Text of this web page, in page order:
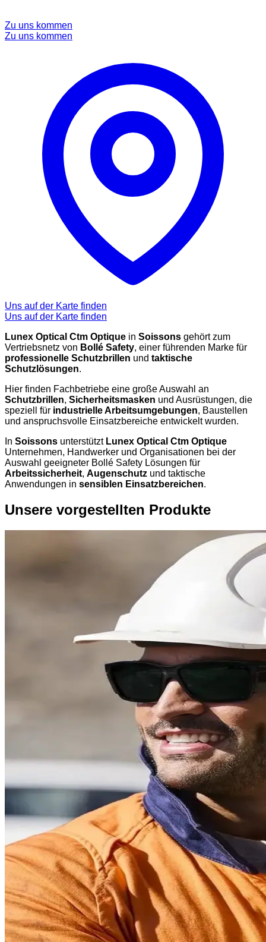
Zu uns kommen
Zu uns kommen
Uns auf der Karte finden
Uns auf der Karte finden
Lunex Optical Ctm Optique in Soissons gehört zum
Vertriebsnetz von Bollé Safety, einer führenden Marke für
professionelle Schutzbrillen und taktische
Schutzlösungen.
Hier finden Fachbetriebe eine große Auswahl an
Schutzbrillen, Sicherheitsmasken und Ausrüstungen, die
speziell für industrielle Arbeitsumgebungen, Baustellen
und anspruchsvolle Einsatzbereiche entwickelt wurden.
In Soissons unterstützt Lunex Optical Ctm Optique
Unternehmen, Handwerker und Organisationen bei der
Auswahl geeigneter Bollé Safety Lösungen für
Arbeitssicherheit, Augenschutz und taktische
Anwendungen in sensiblen Einsatzbereichen.
Unsere vorgestellten Produkte